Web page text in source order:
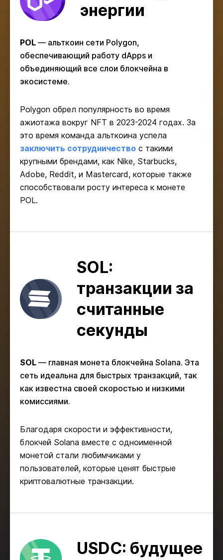
энергии
POL — альткоин сети Polygon,
обеспечивающий работу dApps и
объединяющий все слои блокчейна в
экосистеме.
Polygon обрел популярность во время
ажиотажа вокруг NFT в 2023-2024 годах. За
это время команда альткоина успела
заключить сотрудничество с такими
крупными брендами, как Nike, Starbucks,
Adobe, Reddit, и Mastercard, которые также
способствовали росту интереса к монете
POL.
SOL:
транзакции за
считанные
секунды
SOL — главная монета блокчейна Solana. Эта
сеть идеальна для быстрых транзакций, так
как известна своей скоростью и низкими
комиссиями.
Благодаря скорости и эффективности,
блокчей Solana вместе с одноименной
монетой стали любимчиками у
пользователей, которые ценят быстрые
криптовалютные транзакции.
USDC: будущее